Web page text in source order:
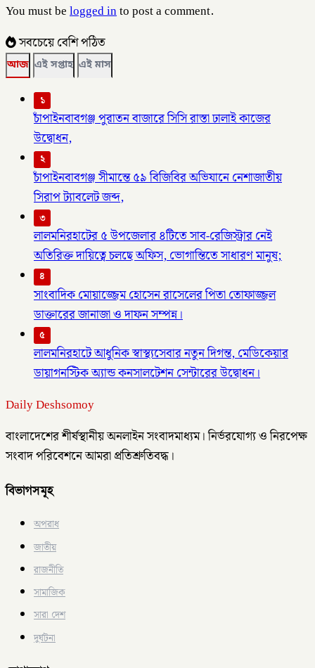
You must belogged into post a comment.
সবচেয়ে বেশি পঠিত
আজ এই সপ্তাহ এই মাস
১
চাঁপাইনবাবগঞ্জ পুরাতন বাজারে সিসি রাস্তা ঢালাই কাজের
উদ্বোধন,
২
চাঁপাইনবাবগঞ্জ সীমান্তে ৫৯ বিজিবির অভিযানে নেশাজাতীয়
সিরাপ ট্যাবলেট জব্দ,
৩
লালমনিরহাটের ৫ উপজেলার ৪টিতে সাব-রেজিস্ট্রার নেই
অতিরিক্ত দায়িত্বে চলছে অফিস, ভোগান্তিতে সাধারণ মানুষ;
৪
সাংবাদিক মোয়াজ্জেম হোসেন রাসেলের পিতা তোফাজ্জল
ডাক্তারের জানাজা ও দাফন সম্পন্ন।
৫
লালমনিরহাটে আধুনিক স্বাস্থ্যসেবার নতুন দিগন্ত, মেডিকেয়ার
ডায়াগনস্টিক অ্যান্ড কনসালটেশন সেন্টারের উদ্বোধন।
Daily Deshsomoy
বাংলাদেশের শীর্ষস্থানীয় অনলাইন সংবাদমাধ্যম। নির্ভরযোগ্য ও নিরপেক্ষ
সংবাদ পরিবেশনে আমরা প্রতিশ্রুতিবদ্ধ।
বিভাগসমূহ
অপরাধ
জাতীয়
রাজনীতি
সামাজিক
সারা দেশ
দুর্ঘটনা